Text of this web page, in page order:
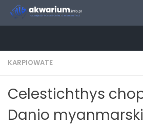
Skip to content
KARPIOWATE
Celestichthys
Danio myanmarski